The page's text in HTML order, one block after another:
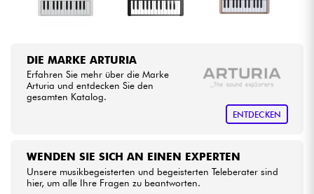
Bundle
DIE MARKE ARTURIA
Erfahren Sie mehr über die Marke
Arturia und entdecken Sie den
gesamten Katalog.
ENTDECKEN
WENDEN SIE SICH AN EINEN EXPERTEN
Unsere musikbegeisterten und begeisterten Teleberater sind
hier, um alle Ihre Fragen zu beantworten.